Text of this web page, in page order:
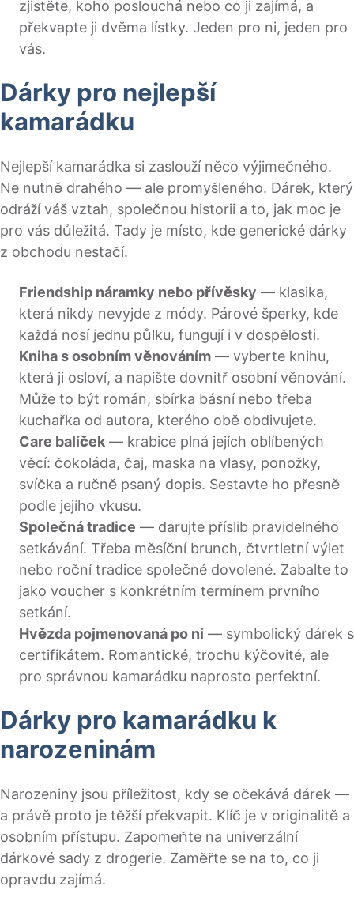
zjistěte, koho poslouchá nebo co ji zajímá, a
překvapte ji dvěma lístky. Jeden pro ni, jeden pro
vás.
Dárky pro nejlepší
kamarádku
Nejlepší kamarádka si zaslouží něco výjimečného.
Ne nutně drahého — ale promyšleného. Dárek, který
odráží váš vztah, společnou historii a to, jak moc je
pro vás důležitá. Tady je místo, kde generické dárky
z obchodu nestačí.
Friendship náramky nebo přívěsky — klasika,
která nikdy nevyjde z módy. Párové šperky, kde
každá nosí jednu půlku, fungují i v dospělosti.
Kniha s osobním věnováním — vyberte knihu,
která ji osloví, a napište dovnitř osobní věnování.
Může to být román, sbírka básní nebo třeba
kuchařka od autora, kterého obě obdivujete.
Care balíček — krabice plná jejích oblíbených
věcí: čokoláda, čaj, maska na vlasy, ponožky,
svíčka a ručně psaný dopis. Sestavte ho přesně
podle jejího vkusu.
Společná tradice — darujte příslib pravidelného
setkávání. Třeba měsíční brunch, čtvrtletní výlet
nebo roční tradice společné dovolené. Zabalte to
jako voucher s konkrétním termínem prvního
setkání.
Hvězda pojmenovaná po ní — symbolický dárek s
certifikátem. Romantické, trochu kýčovité, ale
pro správnou kamarádku naprosto perfektní.
Dárky pro kamarádku k
narozeninám
Narozeniny jsou příležitost, kdy se očekává dárek —
a právě proto je těžší překvapit. Klíč je v originalitě a
osobním přístupu. Zapomeňte na univerzální
dárkové sady z drogerie. Zaměřte se na to, co ji
opravdu zajímá.